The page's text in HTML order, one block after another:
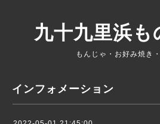
九十九里浜も
もんじゃ・お好み焼き
インフォメーション